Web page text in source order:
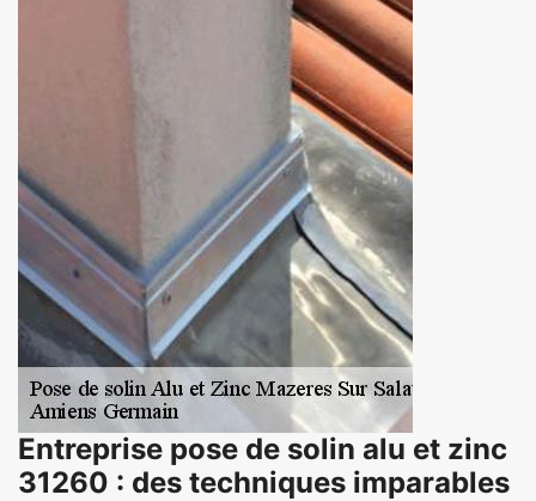
Entreprise pose de solin alu et zinc
31260 : des techniques imparables